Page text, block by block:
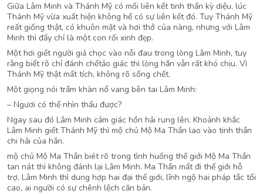
Giữa Lâm Minh và Thánh Mỹ có mối liên kết tinh thần kỳ diệu, lúc
Thánh Mỹ vừa xuất hiện không hề có sự liên kết đó. Tuy Thánh Mỹ
reất giống thật, có khuôn mặt và hơi thở của nàng, nhưng với Lâm
Minh thì đấy chỉ là một con rối xinh đẹp.
Một hơi giết người giả chọc vào nỗi đau trong lòng Lâm Minh, tuy
rằng biết rõ chỉ đánh chếtảo giác thì lòng hắn vẫn rất khó chịu. Vì
Thánh Mỹ thật mất tích, không rõ sống chết.
Một giọng nói trầm khàn nổ vang bên tai Lâm Minh:
– Ngươi có thể nhìn thấu được?
Ngay sau đó Lâm Minh cảm giác hồn hải rung lên. Khoảnh khắc
Lâm Minh giết Thánh Mỹ thì mộ chủ Mộ Ma Thần lao vào tinh thần
chi hải của hắn.
mộ chủ Mộ Ma Thần biét rõ trong tình huống thế giới Mộ Ma Thần
tan nát thì không đánh lại Lâm Minh. Ma Thần mất đi thế giới hỗ
trợ, Lâm Minh thì dung hợp hai đại thế giới, lĩnh ngộ hai pháp tắc tối
cao, ai người có sự chênh lệch căn bản.